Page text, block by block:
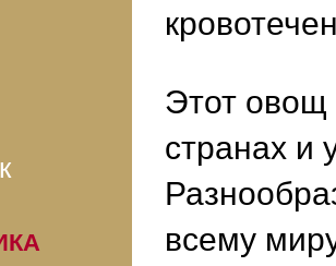
Этот овощ
странах и
всему